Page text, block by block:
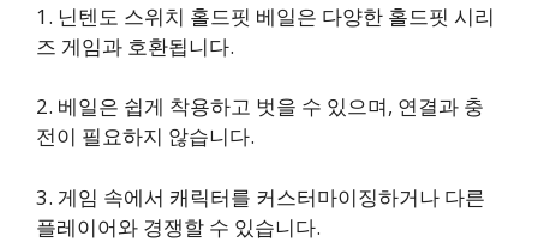
1. 닌텐도 스위치 홀드핏 베일은 다양한 홀드핏 시리
즈 게임과 호환됩니다.
2. 베일은 쉽게 착용하고 벗을 수 있으며, 연결과 충
전이 필요하지 않습니다.
3. 게임 속에서 캐릭터를 커스터마이징하거나 다른
플레이어와 경쟁할 수 있습니다.